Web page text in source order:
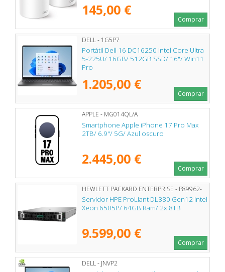
145,00 €
Comprar
DELL - 1G5P7
Portátil Dell 16 DC16250 Intel Core Ultra
5-225U/ 16GB/ 512GB SSD/ 16"/ Win11
Pro
1.205,00 €
Comprar
APPLE - MG014QL/A
Smartphone Apple iPhone 17 Pro Max
2TB/ 6.9"/ 5G/ Azul oscuro
2.445,00 €
Comprar
HEWLETT PACKARD ENTERPRISE - P89962-
425
Servidor HPE ProLiant DL380 Gen12 Intel
Xeon 6505P/ 64GB Ram/ 2x 8TB
9.599,00 €
Comprar
DELL - JNVP2